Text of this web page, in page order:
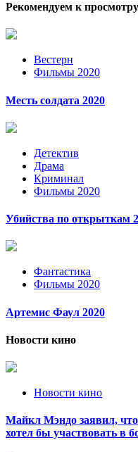
Рекомендуем к просмотру
Вестерн
Фильмы 2020
Месть солдата 2020
Детектив
Драма
Криминал
Фильмы 2020
Убийства по открыткам
Фантастика
Фильмы 2020
Артемис Фаул 2020
Новости кино
Новости кино
Майкл Мэндо заявил,
хотел бы участвовать в